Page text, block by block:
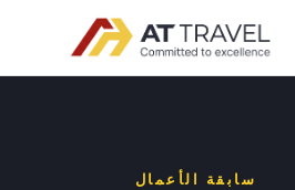
سابقة الأعمال